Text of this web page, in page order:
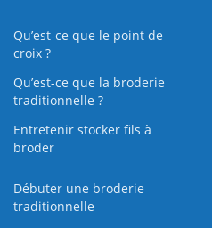
Qu’est-ce que le point de
croix ?
Qu’est-ce que la broderie
traditionnelle ?
Entretenir stocker fils à
broder
Débuter une broderie
traditionnelle